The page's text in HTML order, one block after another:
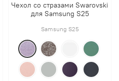
Чехол со стразами Swarovski
для Samsung S25
Samsung S25